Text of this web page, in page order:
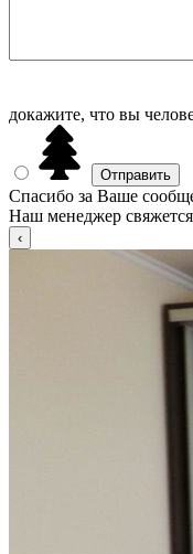
докажите, что вы
Спасибо за Ваше
Наш менеджер